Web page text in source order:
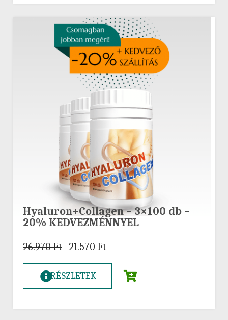
Hyaluron+Collagen – 3×100 db –
20% KEDVEZMÉNNYEL
26.970Ft 21.570 Ft
RÉSZLETEK